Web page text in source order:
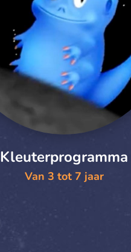
Kleuterprogramma
Van 3 tot 7 jaar